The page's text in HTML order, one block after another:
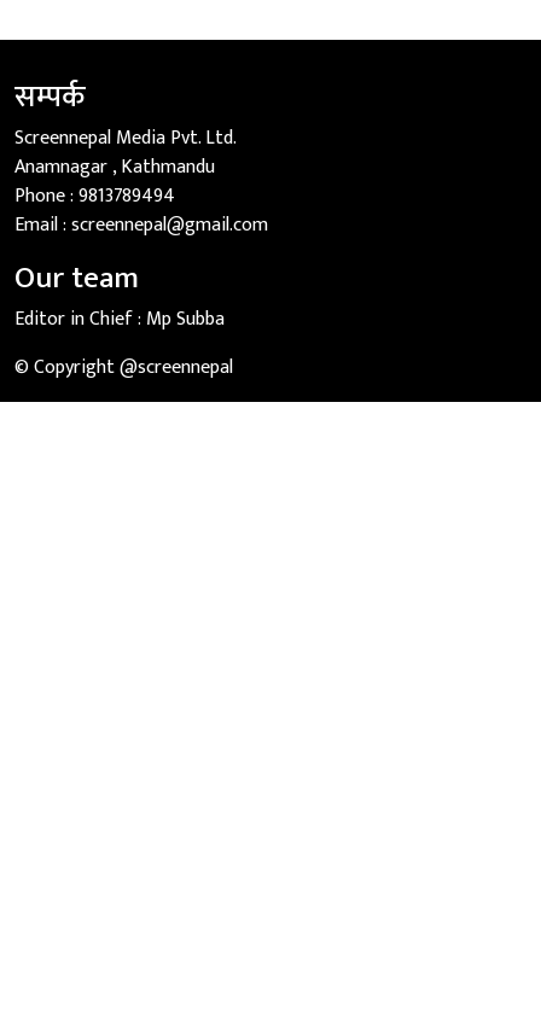
सम्पर्क
Screennepal Media Pvt. Ltd.
Anamnagar , Kathmandu
Phone :9813789494
Email :screennepal@gmail.com
Our team
Editor in Chief : Mp Subba
© Copyright @screennepal